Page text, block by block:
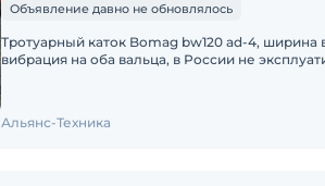
Объявление давно не обновлялось
Тротуарный каток Bomag bw120 ad-4, ширина
вибрация на оба вальца, в России не
Альянс-Техника